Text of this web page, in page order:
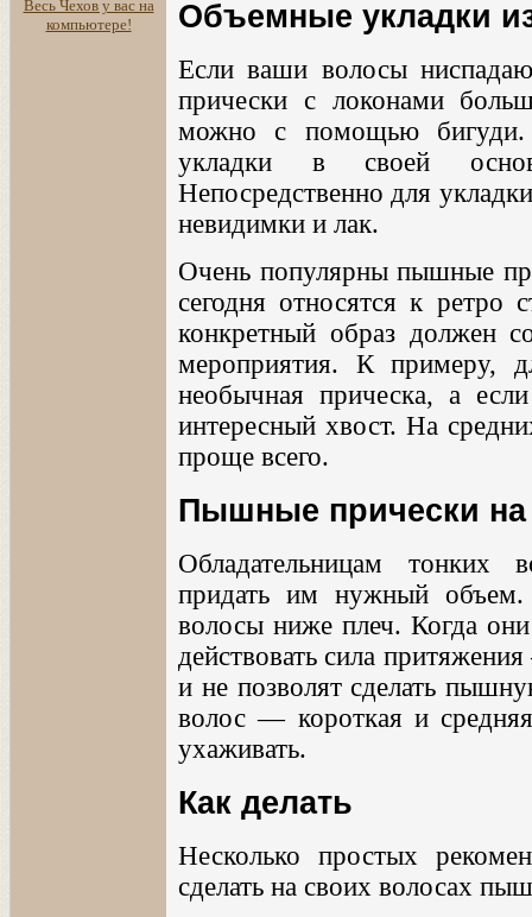
Весь Чехов у вас на
компьютере!
Объемные укладки
Если ваши волосы
прически с локонами
можно с помощью
укладки в своей
Непосредственно для
невидимки и лак.
Очень популярны пышные
сегодня относятся к
конкретный образ должен
мероприятия. К примеру,
необычная прическа, а
интересный хвост. На
проще всего.
Пышные прически на
Обладательницам тонких
придать им нужный объем.
волосы ниже плеч. Когда
действовать сила
и не позволят сделать
волос — короткая и
ухаживать.
Как делать
Несколько простых
сделать на своих волосах